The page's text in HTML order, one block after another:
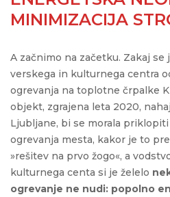
MINIMIZACIJA
A začnimo na začetku. Zakaj se
verskega in kulturnega centra
ogrevanja na toplotne črpalke
objekt, zgrajena leta 2020,
Ljubljane, bi se morala
ogrevanja mesta, kakor je to
»rešitev na prvo žogo«, a
kulturnega centa si je želelo
ogrevanje ne nudi: popolno